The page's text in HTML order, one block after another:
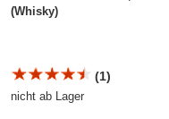
(Whisky)
(1)
nicht ab Lager